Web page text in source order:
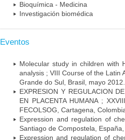
Bioquímica - Medicina
Investigación biomédica
Eventos
Molecular study in children with
analysis ; VIII Course of the Latin
Grande do Sul, Brasil, mayo 2012.
EXPRESION Y REGULACION
EN PLACENTA HUMANA ;
FECOLSOG, Cartagena,
Expression and regulation of
Santiago de Compostela,
Expression and regulation of